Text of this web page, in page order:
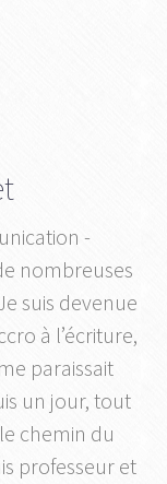
-
nombreuses
suis devenue
à l’écriture,
paraissait
un jour, tout
chemin du
professeur et